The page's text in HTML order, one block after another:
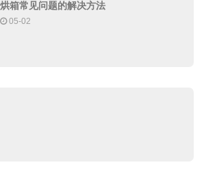
烘箱常见问题的解决方法
05-02